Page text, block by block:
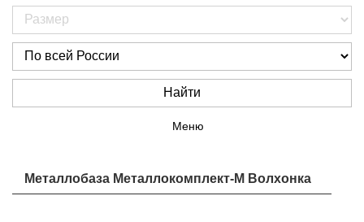
Найти
Меню
Металлобаза Металлокомплект-М Волхонка